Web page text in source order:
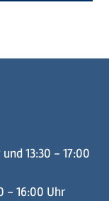
13:30 - 17:00
- 16:00 Uhr